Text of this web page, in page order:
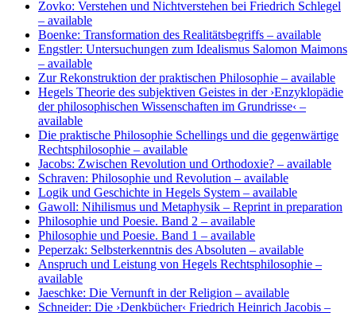
Zovko: Verstehen und Nichtverstehen bei Friedrich Schlegel
– available
Boenke: Transformation des Realitätsbegriffs – available
Engstler: Untersuchungen zum Idealismus Salomon Maimons
– available
Zur Rekonstruktion der praktischen Philosophie – available
Hegels Theorie des subjektiven Geistes in der ›Enzyklopädie
der philosophischen Wissenschaften im Grundrisse‹ –
available
Die praktische Philosophie Schellings und die gegenwärtige
Rechtsphilosophie – available
Jacobs: Zwischen Revolution und Orthodoxie? – available
Schraven: Philosophie und Revolution – available
Logik und Geschichte in Hegels System – available
Gawoll: Nihilismus und Metaphysik – Reprint in preparation
Philosophie und Poesie. Band 2 – available
Philosophie und Poesie. Band 1 – available
Peperzak: Selbsterkenntnis des Absoluten – available
Anspruch und Leistung von Hegels Rechtsphilosophie –
available
Jaeschke: Die Vernunft in der Religion – available
Schneider: Die ›Denkbücher‹ Friedrich Heinrich Jacobis –